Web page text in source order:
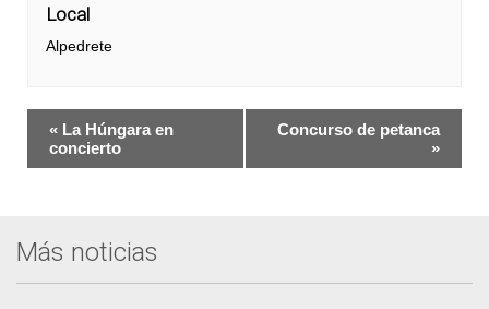
Local
Alpedrete
Navegación
del
« La Húngara en
concierto
Concurso de petanca
»
Más noticias